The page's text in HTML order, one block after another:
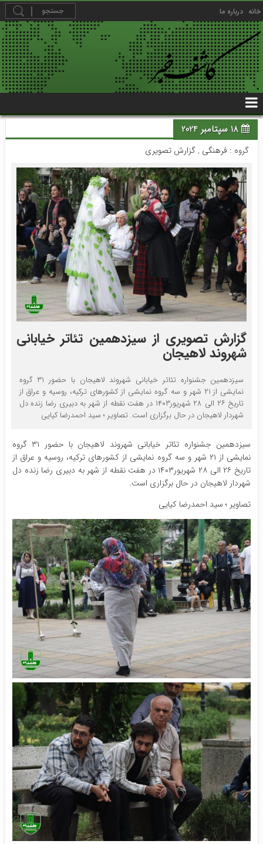
خانه درباره ما
18 سپتامبر 2024
گروه : فرهنگی ,گزارش تصویری
گزارش تصویری از سیزدهمین تئاتر خیابانی
شهروند لاهیجان
سیزدهمین جشنواره تئاتر خیابانی شهروند لاهیجان با حضور ۳۱ گروه
نمایشی از ۲۱ شهر و سه گروه نمایشی از کشورهای ترکیه، روسیه و عراق از
تاریخ ۲۶ الی ۲۸ شهریور۱۴۰۳ در هفت نقطه از شهر به دبیری رضا زنده دل
شهردار لاهیجان در حال برگزاری است. تصاویر ؛ سید احمدرضا کیایی
سیزدهمین جشنواره تئاتر خیابانی شهروند لاهیجان با حضور ۳۱ گروه
نمایشی از ۲۱ شهر و سه گروه نمایشی از کشورهای ترکیه، روسیه و عراق از
تاریخ ۲۶ الی ۲۸ شهریور۱۴۰۳ در هفت نقطه از شهر به دبیری رضا زنده دل
شهردار لاهیجان در حال برگزاری است.
تصاویر ؛ سید احمدرضا کیایی